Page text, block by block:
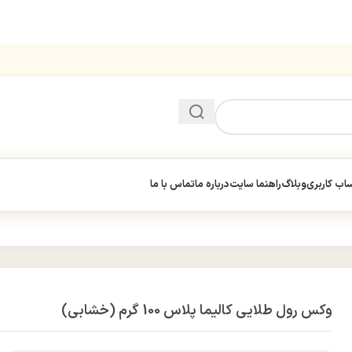
کاربریوبلاگراهنما سایتدرباره ماتماس با ما
وکس رول طلایی کالیما پلاس 100 گرم (خشابی)